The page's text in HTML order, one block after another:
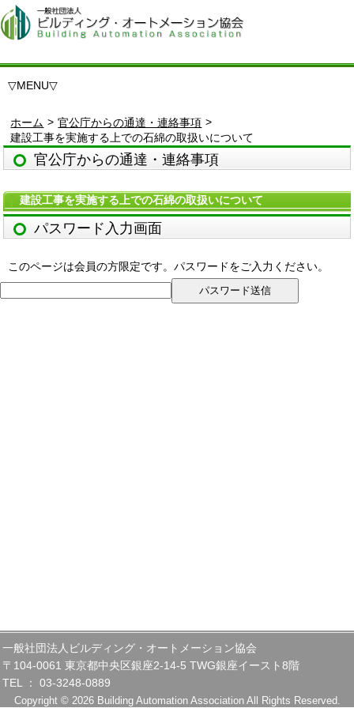
▽MENU▽
ホーム > 官公庁からの通達・連絡事項 >
建設工事を実施する上での石綿の取扱いについて
官公庁からの通達・連絡事項
建設工事を実施する上での石綿の取扱いについて
パスワード入力画面
このページは会員の方限定です。パスワードをご入力ください。
一般社団法人ビルディング・オートメーション協会
〒104-0061 東京都中央区銀座2-14-5 TWG銀座イースト8階
TEL ： 03-3248-0889
Copyright © 2026 Building Automation Association All Rights Reserved.